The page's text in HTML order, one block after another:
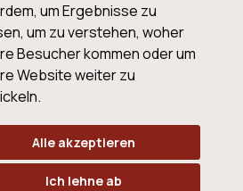
um Ergebnisse zu
um zu verstehen, woher
Besucher kommen oder um
Website weiter zu
Alle akzeptieren
Ich lehne ab
VALENTIN & VON SALIS